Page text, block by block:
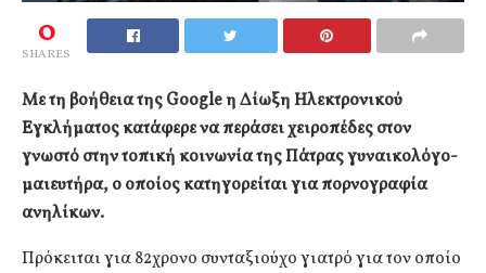
0
SHARES
Με τη βοήθεια της Google η Δίωξη Ηλεκτρονικού
Εγκλήματος κατάφερε να περάσει χειροπέδες στον
γνωστό στην τοπική κοινωνία της Πάτρας γυναικολόγο-
μαιευτήρα, ο οποίος κατηγορείται για πορνογραφία
ανηλίκων.
Πρόκειται για 82χρονο συνταξιούχο γιατρό για τον οποίο